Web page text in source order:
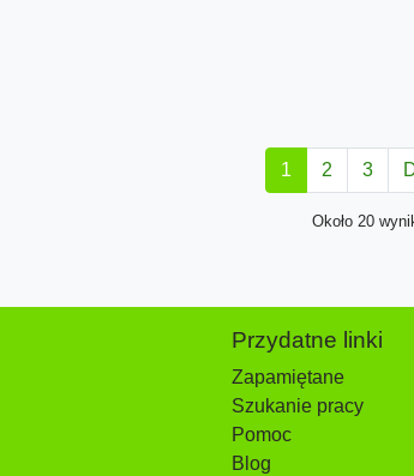
1 2 3
Około 20
Przydatne linki
Zapamiętane
Szukanie pracy
Pomoc
Blog